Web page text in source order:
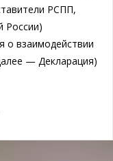
РСПП,
о взаимодействии
— Декларация)